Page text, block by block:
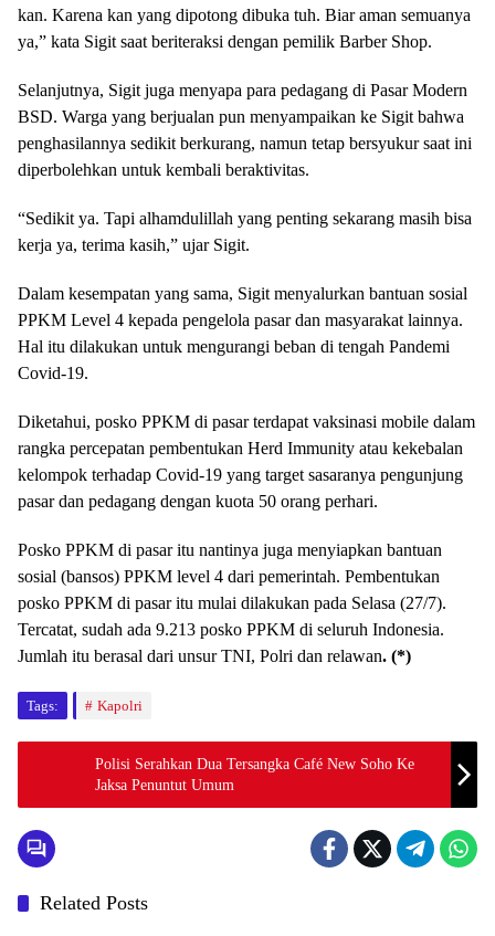
kan. Karena kan yang dipotong dibuka tuh. Biar aman semuanya
ya,” kata Sigit saat beriteraksi dengan pemilik Barber Shop.
Selanjutnya, Sigit juga menyapa para pedagang di Pasar Modern
BSD. Warga yang berjualan pun menyampaikan ke Sigit bahwa
penghasilannya sedikit berkurang, namun tetap bersyukur saat ini
diperbolehkan untuk kembali beraktivitas.
“Sedikit ya. Tapi alhamdulillah yang penting sekarang masih bisa
kerja ya, terima kasih,” ujar Sigit.
Dalam kesempatan yang sama, Sigit menyalurkan bantuan sosial
PPKM Level 4 kepada pengelola pasar dan masyarakat lainnya.
Hal itu dilakukan untuk mengurangi beban di tengah Pandemi
Covid-19.
Diketahui, posko PPKM di pasar terdapat vaksinasi mobile dalam
rangka percepatan pembentukan Herd Immunity atau kekebalan
kelompok terhadap Covid-19 yang target sasaranya pengunjung
pasar dan pedagang dengan kuota 50 orang perhari.
Posko PPKM di pasar itu nantinya juga menyiapkan bantuan
sosial (bansos) PPKM level 4 dari pemerintah. Pembentukan
posko PPKM di pasar itu mulai dilakukan pada Selasa (27/7).
Tercatat, sudah ada 9.213 posko PPKM di seluruh Indonesia.
Jumlah itu berasal dari unsur TNI, Polri dan relawan. (*)
Tags: Kapolri
Polisi Serahkan Dua Tersangka Café New Soho Ke
Jaksa Penuntut Umum
Related Posts
Berita